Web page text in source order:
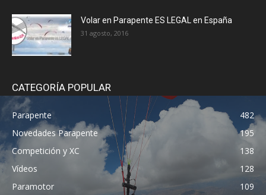
Volar en Parapente ES LEGAL en España
31 agosto, 2016
CATEGORÍA POPULAR
Parapente
482
Novedades Parapente
195
Competición y XC
138
Vídeos
128
Paramotor
109